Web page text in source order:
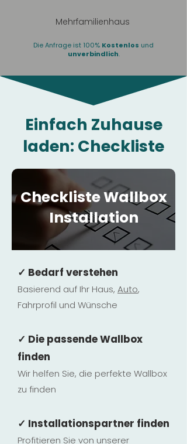
Mehrfamilienhaus
Die Anfrage ist 100% Kostenlos und
unverbindlich.
Einfach Zuhause
laden: Checkliste
Checkliste Wallbox
Installation
✓ Bedarf verstehen
Basierend auf Ihr Haus, Auto,
Fahrprofil und Wünsche
✓ Die passende Wallbox
finden
Wir helfen Sie, die perfekte Wallbox
zu finden
✓ Installationspartner finden
Profitieren Sie von unserer